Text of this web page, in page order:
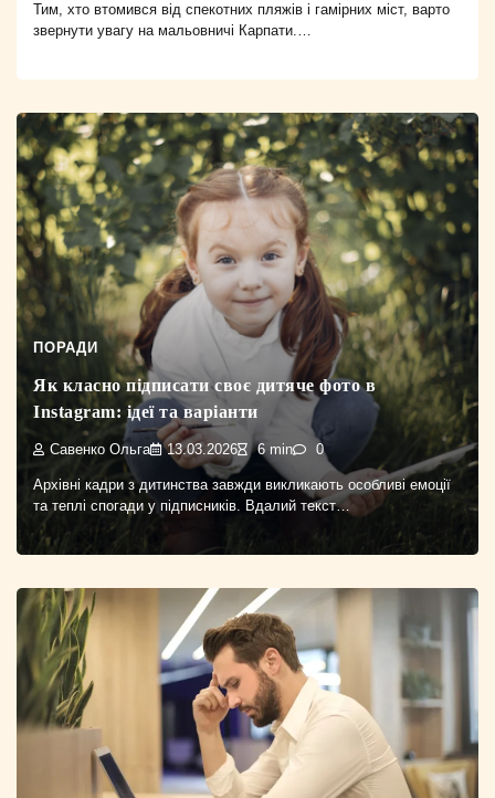
Тим, хто втомився від спекотних пляжів і гамірних міст, варто
звернути увагу на мальовничі Карпати.…
ПОРАДИ
Як класно підписати своє дитяче фото в
Instagram: ідеї та варіанти
Савенко Ольга 13.03.2026 6 min 0
Архівні кадри з дитинства завжди викликають особливі емоції
та теплі спогади у підписників. Вдалий текст…